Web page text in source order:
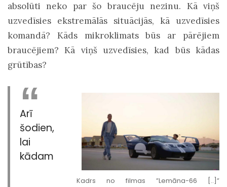
absolūti neko par šo braucēju nezinu. Kā viņš
uzvedīsies ekstremālās situācijās, kā uzvedīsies
komandā? Kāds mikroklimats būs ar pārējiem
braucējiem? Kā viņš uzvedīsies, kad būs kādas
grūtības?
Kadrs no filmas ”Lemāna-66 [..]”
Arī
šodien,
lai
kādam